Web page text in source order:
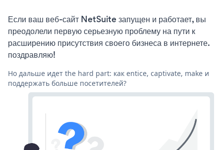
Если ваш веб-сайт NetSuite запущен и работает, вы
преодолели первую серьезную проблему на пути к
расширению присутствия своего бизнеса в интернете.
поздравляю!
Но дальше идет the hard part: как entice, captivate, make и
поддержать больше посетителей?